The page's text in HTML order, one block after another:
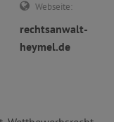
Webseite:
rechtsanwalt-
heymel.de